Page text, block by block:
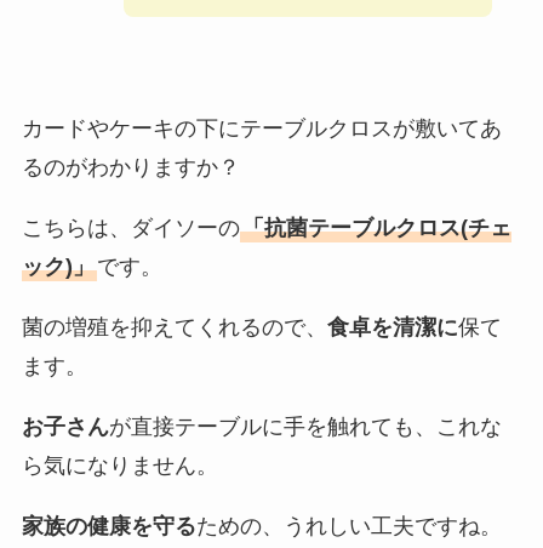
カードやケーキの下にテーブルクロスが敷いてあ
るのがわかりますか？
こちらは、ダイソーの「抗菌テーブルクロス(チェ
ック)」です。
菌の増殖を抑えてくれるので、 食卓を清潔に保て
ます。
お子さんが直接テーブルに手を触れても、これな
ら気になりません。
家族の健康を守るための、うれしい工夫ですね。